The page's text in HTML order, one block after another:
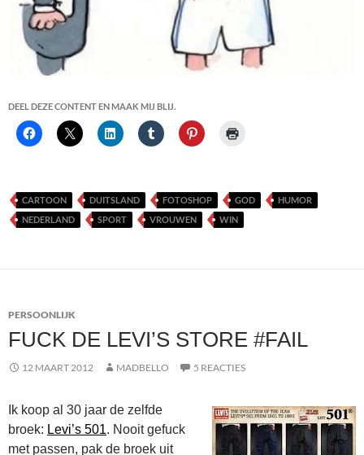
DEEL DEZE CONTENT EN MAAK MIJ BLIJ.
CARTOON DUITSLAND FOTOSHOP GOD
HUMOR
NEDERLAND
SPORT VROUWEN WIN
PERSOONLIJK
FUCK DE LEVI’S STORE #FAIL
12 MAART 2012 MADBELLO 5 REACTIES
Ik koop al 30 jaar de zelfde
broek: Levi’s 501. Nooit gefuck
met passen, pak de broek uit